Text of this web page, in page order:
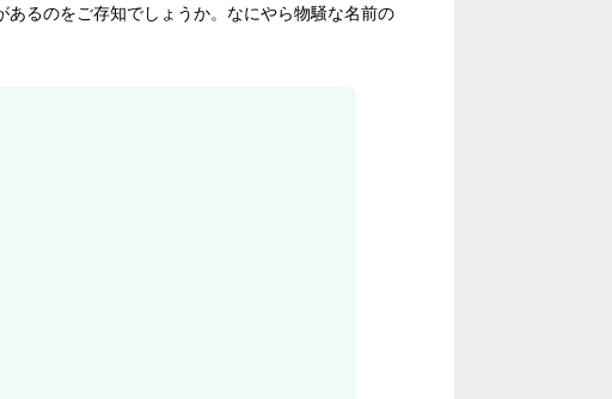
るのをご存知でしょうか。なにやら物騒な名前の